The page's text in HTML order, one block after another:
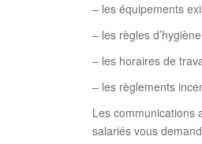
– les équipements
– les règles
– les horaires de
– les règlements
Les communications
salariés vous